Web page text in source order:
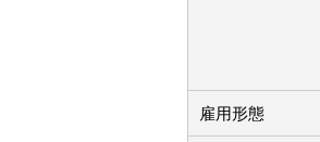
雇用形態